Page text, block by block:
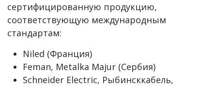
сертифицированную продукцию,
соответствующую международным
стандартам:
Niled (Франция)
Feman, Metalka Majur (Сербия)
Schneider Electric, Рыбинсккабель,